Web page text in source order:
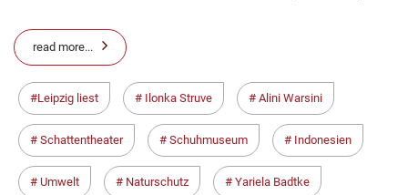
read more...
Leipzig liest Ilonka Struve Alini Warsini
Schattentheater Schuhmuseum Indonesien
Umwelt Naturschutz Yariela Badtke